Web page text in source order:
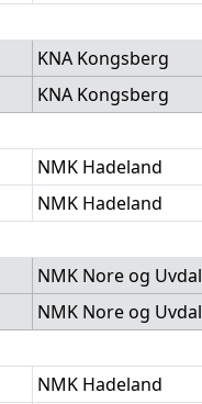
KNA Kongsberg
KNA Kongsberg
NMK Hadeland
NMK Hadeland
NMK Nore og Uvdal
NMK Nore og Uvdal
NMK Hadeland